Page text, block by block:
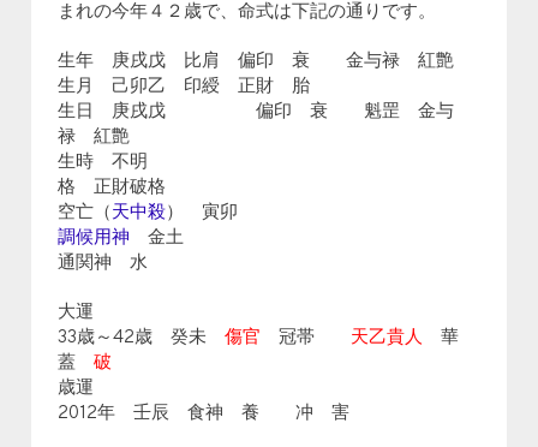
まれの今年４２歳で、命式は下記の通りです。
生年 庚戌戊 比肩 偏印 衰 金与禄 紅艶
生月 己卯乙 印綬 正財 胎
生日 庚戌戊 偏印 衰 魁罡 金与
禄 紅艶
生時 不明
格 正財破格
空亡（天中殺） 寅卯
調候用神 金土
通関神 水
大運
33歳～42歳 癸未傷官 冠帯 天乙貴人 華
蓋破
歳運
2012年 壬辰 食神 養 冲 害